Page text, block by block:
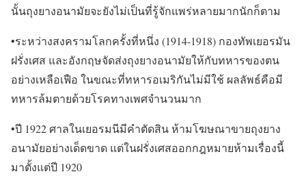
นั้นถุงยางอนามัยจะยังไม่เป็นที่รู้จักแพร่หลายมากนักก็ตาม
•ระหว่างสงครามโลกครั้งที่หนึ่ง (1914-1918) กองทัพเยอรมัน
ฝรั่งเศส และอังกฤษจัดส่งถุงยางอนามัยให้กับทหารของตน
อย่างเหลือเฟือ ในขณะที่ทหารอเมริกันไม่มีใช้ ผลลัพธ์คือมี
ทหารล้มตายด้วยโรคทางเพศจำนวนมาก
•ปี 1922 ศาลในเยอรมนีมีคำตัดสิน ห้ามโฆษณาขายถุงยาง
อนามัยอย่างเด็ดขาด แต่ในฝรั่งเศสออกกฎหมายห้ามเรื่องนี้
มาตั้งแต่ปี 1920